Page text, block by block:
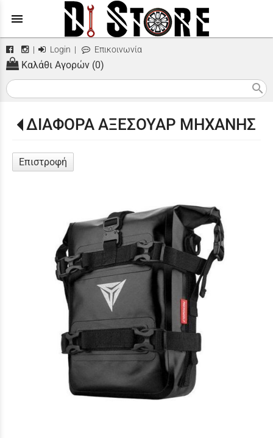
menu
| Login | Επικοινωνία
Καλάθι Αγορών (0)
search
ΔΙΑΦΟΡΑ ΑΞΕΣΟΥΑΡ ΜΗΧΑΝΗΣ
Επιστροφή